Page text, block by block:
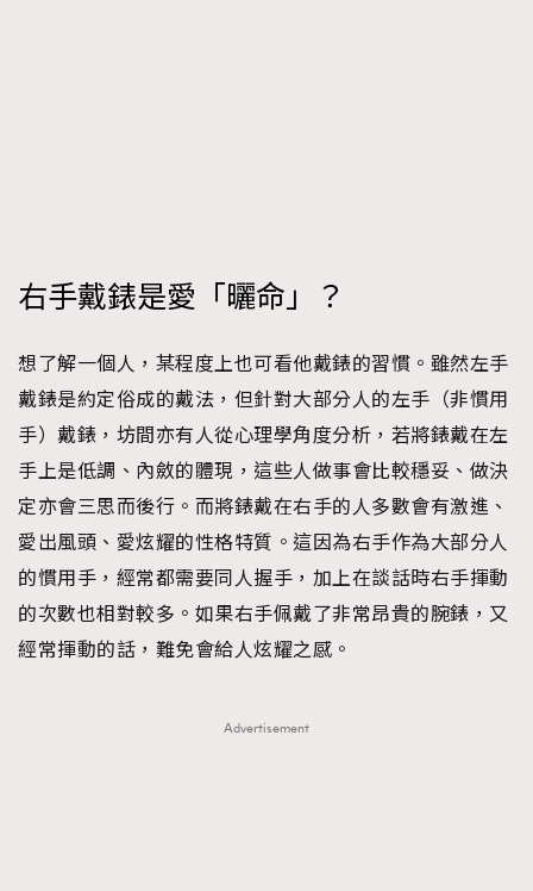
右手戴錶是愛「曬命」？
想了解一個人，某程度上也可看他戴錶的習慣。雖然左手
戴錶是約定俗成的戴法，但針對大部分人的左手（非慣用
手）戴錶，坊間亦有人從心理學角度分析，若將錶戴在左
手上是低調、內斂的體現，這些人做事會比較穩妥、做決
定亦會三思而後行。而將錶戴在右手的人多數會有激進、
愛出風頭、愛炫耀的性格特質。這因為右手作為大部分人
的慣用手，經常都需要同人握手，加上在談話時右手揮動
的次數也相對較多。如果右手佩戴了非常昂貴的腕錶，又
經常揮動的話，難免會給人炫耀之感。
Advertisement